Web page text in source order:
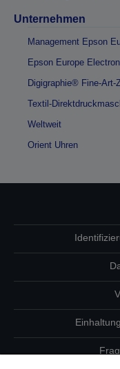
Unternehmen
Management Epson
Epson Europe
Digigraphie® Fine-Art-
Textil-
Weltweit
Orient Uhren